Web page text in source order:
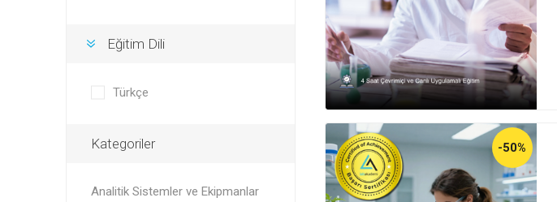
-50%
Eğitim Dili
Türkçe
Kategoriler
Analitik Sistemler ve Ekipmanlar